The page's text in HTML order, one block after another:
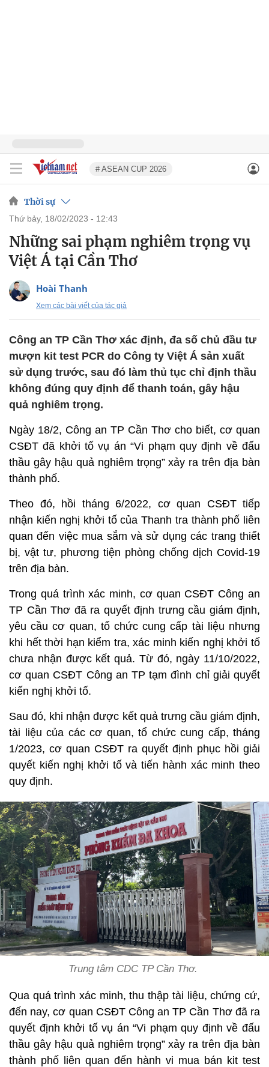
# ASEAN CUP 2026
Thời sự
thứ bảy, 18/02/2023 - 12:43
Những sai phạm nghiêm trọng vụ
Việt Á tại Cần Thơ
Hoài Thanh
Xem các bài viết của tác giả
Công an TP Cần Thơ xác định, đa số chủ đầu tư
mượn kit test PCR do Công ty Việt Á sản xuất
sử dụng trước, sau đó làm thủ tục chỉ định thầu
không đúng quy định để thanh toán, gây hậu
quả nghiêm trọng.
Ngày 18/2, Công an TP Cần Thơ cho biết, cơ quan
CSĐT đã khởi tố vụ án “Vi phạm quy định về đấu
thầu gây hậu quả nghiêm trọng” xảy ra trên địa bàn
thành phố.
Theo đó, hồi tháng 6/2022, cơ quan CSĐT tiếp
nhận kiến nghị khởi tố của Thanh tra thành phố liên
quan đến việc mua sắm và sử dụng các trang thiết
bị, vật tư, phương tiện phòng chống dịch Covid-19
trên địa bàn.
Trong quá trình xác minh, cơ quan CSĐT Công an
TP Cần Thơ đã ra quyết định trưng cầu giám định,
yêu cầu cơ quan, tổ chức cung cấp tài liệu nhưng
khi hết thời hạn kiểm tra, xác minh kiến nghị khởi tố
chưa nhận được kết quả. Từ đó, ngày 11/10/2022,
cơ quan CSĐT Công an TP tạm đình chỉ giải quyết
kiến nghị khởi tố.
Sau đó, khi nhận được kết quả trưng cầu giám định,
tài liệu của các cơ quan, tổ chức cung cấp, tháng
1/2023, cơ quan CSĐT ra quyết định phục hồi giải
quyết kiến nghị khởi tố và tiến hành xác minh theo
quy định.
Trung tâm CDC TP Cần Thơ.
Qua quá trình xác minh, thu thập tài liệu, chứng cứ,
đến nay, cơ quan CSĐT Công an TP Cần Thơ đã ra
quyết định khởi tố vụ án “Vi phạm quy định về đấu
thầu gây hậu quả nghiêm trọng” xảy ra trên địa bàn
thành phố liên quan đến hành vi mua bán kit test